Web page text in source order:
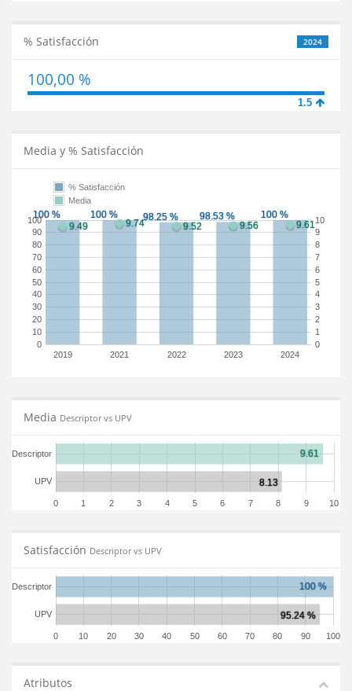
2024
% Satisfacción
100,00 %
1.5
Media y % Satisfacción
2019 2021 2022 2023 2024
0
10
20
30
40
50
60
70
80
90
100
0
1
2
3
4
5
6
7
8
9
10
% Satisfacción
Media
Media Descriptor vs UPV
0 1 2 3 4 5 6 7 8 9 10
UPV
Descriptor
Satisfacción Descriptor vs UPV
0 10 20 30 40 50 60 70 80 90 100
UPV
Descriptor
Atributos